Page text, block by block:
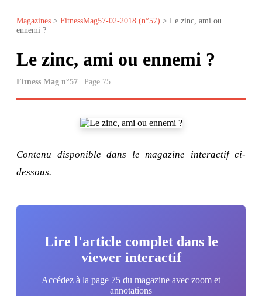
Magazines > FitnessMag57-02-2018 (n°57) > Le zinc, ami ou
ennemi ?
Le zinc, ami ou ennemi ?
Fitness Mag n°57 | Page 75
Contenu disponible dans le magazine interactif ci-
dessous.
Lire l'article complet dans le
viewer interactif
Accédez à la page 75 du magazine avec zoom et
annotations